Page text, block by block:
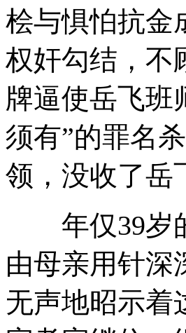
桧与惧怕抗金
权奸勾结，不
牌逼使岳飞班
须有”的罪名
领，没收了岳
年仅39岁的
由母亲用针深
无声地昭示着